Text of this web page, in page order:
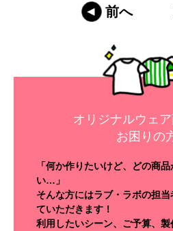
前へ
オリジナルウェ
お困りの
「何か作りたいけど、どの商
い…」
そんな方にはラブ・ラボの担
ていただきます！
利用したいシーン、ご予算、